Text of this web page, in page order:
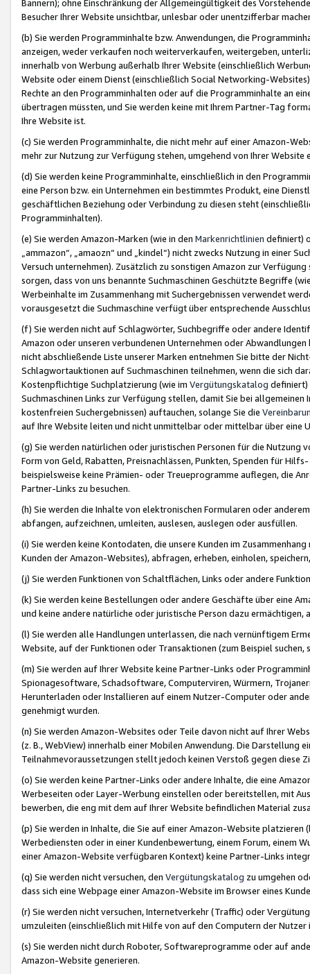
Bannern); ohne Einschränkung der Allgemeingültigkeit des
Besucher Ihrer Website unsichtbar, unlesbar oder unentzifferbar
(b) Sie werden Programminhalte bzw. Anwendungen, die
anzeigen, weder verkaufen noch weiterverkaufen, weitergeben,
innerhalb von Werbung außerhalb Ihrer Website (einschließlich
Website oder einem Dienst (einschließlich Social Networking-
Rechte an den Programminhalten oder auf die Programminhalte an
übertragen müssten, und Sie werden keine mit Ihrem Partner-Tag
Ihre Website ist.
(c) Sie werden Programminhalte, die nicht mehr auf einer Amazon-
mehr zur Nutzung zur Verfügung stehen, umgehend von Ihrer
(d) Sie werden keine Programminhalte, einschließlich in den
eine Person bzw. ein Unternehmen ein bestimmtes Produkt, eine
geschäftlichen Beziehung oder Verbindung zu diesen steht
Programminhalten).
(e) Sie werden Amazon-Marken (wie in den Markenrichtlinien definiert)
„ammazon“, „amaozn“ und „kindel“) nicht zwecks Nutzung in einer
Versuch unternehmen). Zusätzlich zu sonstigen Amazon zur
sorgen, dass von uns benannte Suchmaschinen Geschützte Begriffe
Werbeinhalte im Zusammenhang mit Suchergebnissen verwendet
vorausgesetzt die Suchmaschine verfügt über entsprechende
(f) Sie werden nicht auf Schlagwörter, Suchbegriffe oder andere
Amazon oder unseren verbundenen Unternehmen oder
nicht abschließende Liste unserer Marken entnehmen Sie bitte der
Schlagwortauktionen auf Suchmaschinen teilnehmen, wenn die sich
Kostenpflichtige Suchplatzierung (wie im Vergütungskatalog definiert)
Suchmaschinen Links zur Verfügung stellen, damit Sie bei
kostenfreien Suchergebnissen) auftauchen, solange Sie die
auf Ihre Website leiten und nicht unmittelbar oder mittelbar über eine
(g) Sie werden natürlichen oder juristischen Personen für die Nutzung
Form von Geld, Rabatten, Preisnachlässen, Punkten, Spenden für
beispielsweise keine Prämien- oder Treueprogramme auflegen, die
Partner-Links zu besuchen.
(h) Sie werden die Inhalte von elektronischen Formularen oder
abfangen, aufzeichnen, umleiten, auslesen, auslegen oder ausfüllen.
(i) Sie werden keine Kontodaten, die unsere Kunden im
Kunden der Amazon-Websites), abfragen, erheben, einholen,
(j) Sie werden Funktionen von Schaltflächen, Links oder andere
(k) Sie werden keine Bestellungen oder andere Geschäfte über eine
und keine andere natürliche oder juristische Person dazu
(l) Sie werden alle Handlungen unterlassen, die nach vernünftigem
Website, auf der Funktionen oder Transaktionen (zum Beispiel
(m) Sie werden auf Ihrer Website keine Partner-Links oder
Spionagesoftware, Schadsoftware, Computerviren, Würmern,
Herunterladen oder Installieren auf einem Nutzer-Computer oder
genehmigt wurden.
(n) Sie werden Amazon-Websites oder Teile davon nicht auf Ihrer
(z. B., WebView) innerhalb einer Mobilen Anwendung. Die Darstellung
Teilnahmevoraussetzungen stellt jedoch keinen Verstoß gegen diese
(o) Sie werden keine Partner-Links oder andere Inhalte, die eine
Werbeseiten oder Layer-Werbung einstellen oder bereitstellen, mit
bewerben, die eng mit dem auf Ihrer Website befindlichen Material
(p) Sie werden in Inhalte, die Sie auf einer Amazon-Website
Werbediensten oder in einer Kundenbewertung, einem Forum, einem
einer Amazon-Website verfügbaren Kontext) keine Partner-Links
(q) Sie werden nicht versuchen, den Vergütungskatalog zu umgehen
dass sich eine Webpage einer Amazon-Website im Browser eines
(r) Sie werden nicht versuchen, Internetverkehr (Traffic) oder
umzuleiten (einschließlich mit Hilfe von auf den Computern der
(s) Sie werden nicht durch Roboter, Softwareprogramme oder auf
Amazon-Website generieren.